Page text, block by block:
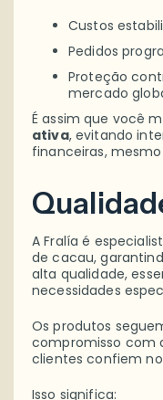
Custos
Pedidos
Proteção
mercado
É assim que você
ativa, evitando
financeiras,
A Fralía é
de cacau,
alta qualidade,
necessidades
Os produtos
compromisso com
clientes confiem
Isso significa: